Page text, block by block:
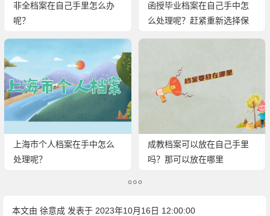
非全档案在自己手里怎么办
呢？
函授毕业档案在自己手中怎
么处理呢？赶紧重新选择保
上海市个人档案在手中怎么
处理呢？
成教档案可以放在自己手里
吗？那可以放在哪里
本文由徐意成 发表于 2023年10月16日 12:00:00